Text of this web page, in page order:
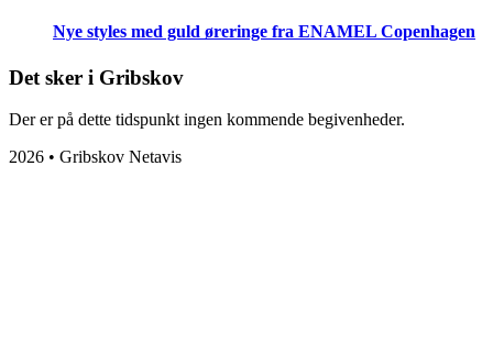
Nye styles med guld øreringe fra ENAMEL Copenhagen
Det sker i Gribskov
Der er på dette tidspunkt ingen kommende begivenheder.
2026 • Gribskov Netavis